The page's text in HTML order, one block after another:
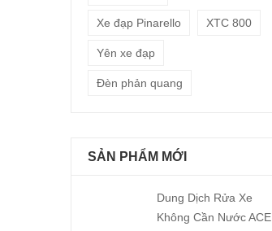
Xe đạp Pinarello XTC 800
Yên xe đạp
Đèn phản quang
SẢN PHẨM MỚI
Dung Dịch Rửa Xe
Không Cần Nước ACE